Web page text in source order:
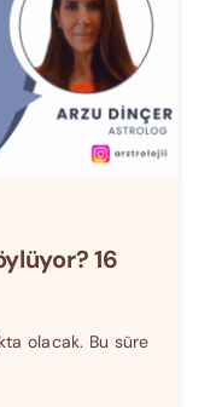
16
olacak. Bu süre